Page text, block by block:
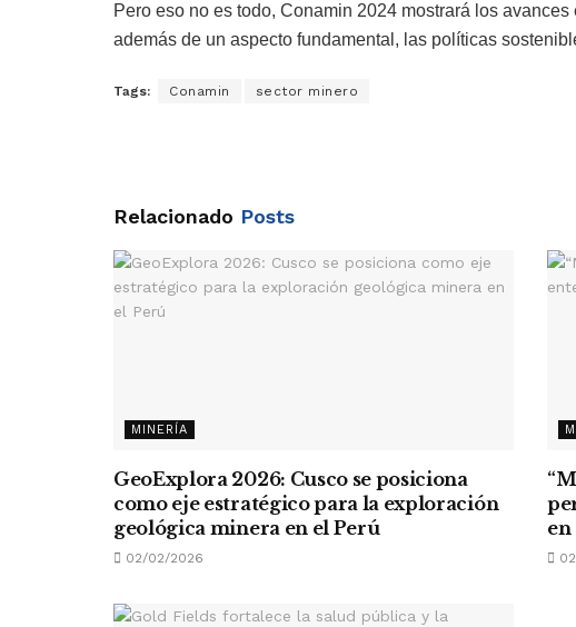
Pero eso no es todo, Conamin 2024 mostrará los
además de un aspecto fundamental, las políticas
Tags: Conamin sector minero
Relacionado Posts
MINERÍA
GeoExplora 2026: Cusco se posiciona
como eje estratégico para la exploración
geológica minera en el Perú
02/02/2026
en